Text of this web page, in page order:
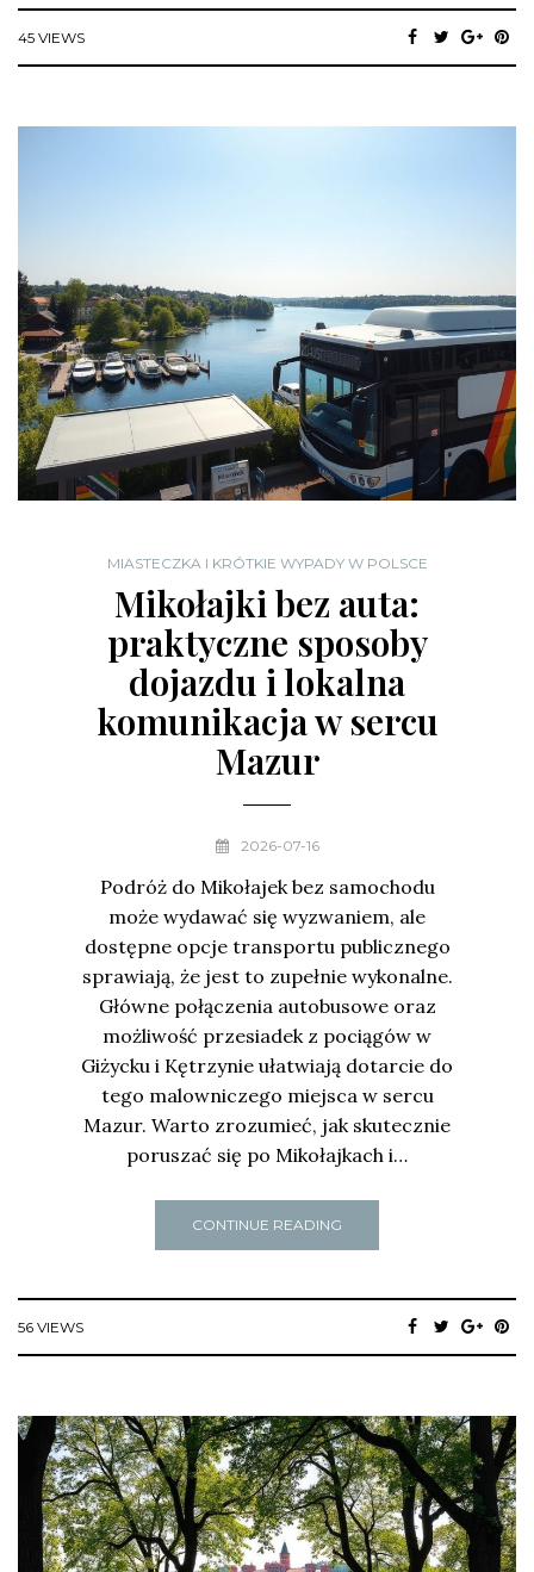
45 VIEWS
MIASTECZKA I KRÓTKIE WYPADY W POLSCE
Mikołajki bez auta:
praktyczne sposoby
dojazdu i lokalna
komunikacja w sercu
Mazur
2026-07-16
Podróż do Mikołajek bez samochodu
może wydawać się wyzwaniem, ale
dostępne opcje transportu publicznego
sprawiają, że jest to zupełnie wykonalne.
Główne połączenia autobusowe oraz
możliwość przesiadek z pociągów w
Giżycku i Kętrzynie ułatwiają dotarcie do
tego malowniczego miejsca w sercu
Mazur. Warto zrozumieć, jak skutecznie
poruszać się po Mikołajkach i…
CONTINUE READING
56 VIEWS